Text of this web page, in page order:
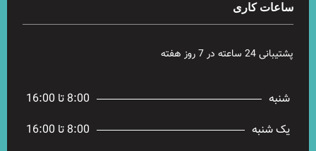
ساعات کاری
پشتیبانی 24 ساعته در 7 روز هفته
شنبه
8:00 تا 16:00
یک شنبه
8:00 تا 16:00